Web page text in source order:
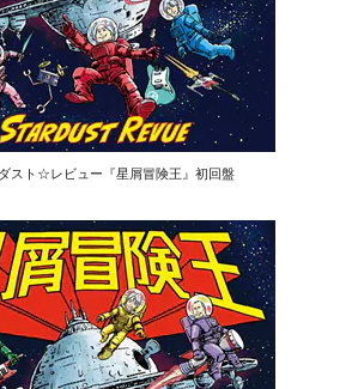
スト☆レビュー『星屑冒険王』初回盤